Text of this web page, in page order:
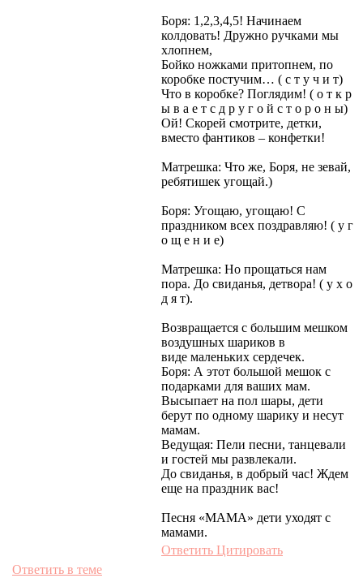
Боря: 1,2,3,4,5! Начинаем
колдовать! Дружно ручками мы
хлопнем,
Бойко ножками притопнем, по
коробке постучим… ( с т у ч и т)
Что в коробке? Поглядим! ( о т к р
ы в а е т с д р у г о й с т о р о н ы)
Ой! Скорей смотрите, детки,
вместо фантиков – конфетки!
Матрешка: Что же, Боря, не зевай,
ребятишек угощай.)
Боря: Угощаю, угощаю! С
праздником всех поздравляю! ( у г
о щ е н и е)
Матрешка: Но прощаться нам
пора. До свиданья, детвора! ( у х о
д я т).
Возвращается с большим мешком
воздушных шариков в
виде маленьких сердечек.
Боря: А этот большой мешок с
подарками для ваших мам.
Высыпает на пол шары, дети
берут по одному шарику и несут
мамам.
Ведущая: Пели песни, танцевали
и гостей мы развлекали.
До свиданья, в добрый час! Ждем
еще на праздник вас!
Песня «МАМА» дети уходят с
мамами.
Ответить Цитировать
Ответить в теме